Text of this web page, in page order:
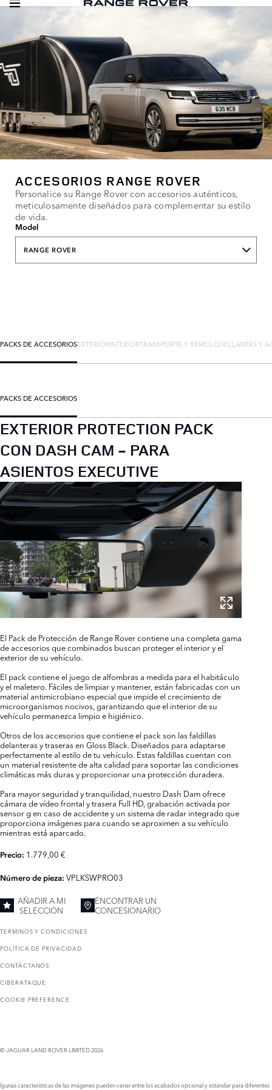
ACCESORIOS RANGE ROVER
Personalice su Range Rover con accesorios auténticos,
meticulosamente diseñados para complementar su estilo
de vida.
Model
RANGE ROVER
PACKS DE ACCESORIOSEXTERIORINTERIORTRANSPORTE Y REMOLQUELLANTAS Y
PACKS DE ACCESORIOS
EXTERIOR PROTECTION PACK
CON DASH CAM - PARA
ASIENTOS EXECUTIVE
El Pack de Protección de Range Rover contiene una completa gama
de accesorios que combinados buscan proteger el interior y el
exterior de su vehículo.
El pack contiene el juego de alfombras a medida para el habitáculo
y el maletero. Fáciles de limpiar y mantener, están fabricadas con un
material antimicrobiano especial que impide el crecimiento de
microorganismos nocivos, garantizando que el interior de su
vehículo permanezca limpio e higiénico.
Otros de los accesorios que contiene el pack son las faldillas
delanteras y traseras en Gloss Black. Diseñados para adaptarse
perfectamente al estilo de tu vehículo. Estas faldillas cuentan con
un material resistente de alta calidad para soportar las condiciones
climáticas más duras y proporcionar una protección duradera.
Para mayor seguridad y tranquilidad, nuestro Dash Dam ofrece
cámara de vídeo frontal y trasera Full HD, grabación activada por
sensor g en caso de accidente y un sistema de radar integrado que
proporciona imágenes para cuando se aproximen a su vehículo
mientras está aparcado.
Precio: 1.779,00 €
Número de pieza: VPLKSWPRO03
AÑADIR A MI
SELECCIÓN
ENCONTRAR UN
CONCESIONARIO
TERMINOS Y CONDICIONES
POLÍTICA DE PRIVACIDAD
CONTÁCTANOS
CIBERATAQUE
COOKIE PREFERENCE
© JAGUAR LAND ROVER LIMITED 2026
lgunas características de las imágenes pueden variar entre los acabados opcional y estándar para diferentes